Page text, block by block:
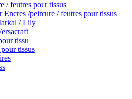
/ feutres pour tissus
Encres /peinture / feutres pour tissus
/ Lily
tissu
tissus